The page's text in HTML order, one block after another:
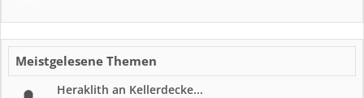
Meistgelesene Themen
Heraklith an Kellerdecke...